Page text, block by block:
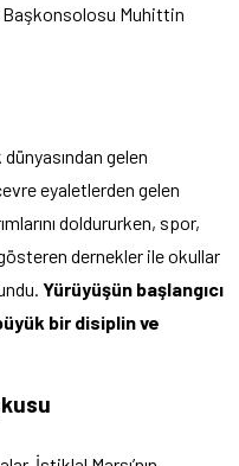
Başkonsolosu Muhittin
gelen
eyaletlerden gelen
doldururken, spor,
dernekler ile okullar
Yürüyüşün başlangıcı
bir disiplin ve